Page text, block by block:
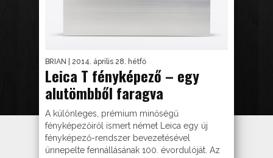
BRIAN | 2014. április 28. hétfő
Leica T fényképező – egy
alutömbből faragva
A különleges, prémium minőségű
fényképezőiről ismert német Leica egy új
fényképező-rendszer bevezetésével
ünnepelte fennállásának 100. évordulóját. Az